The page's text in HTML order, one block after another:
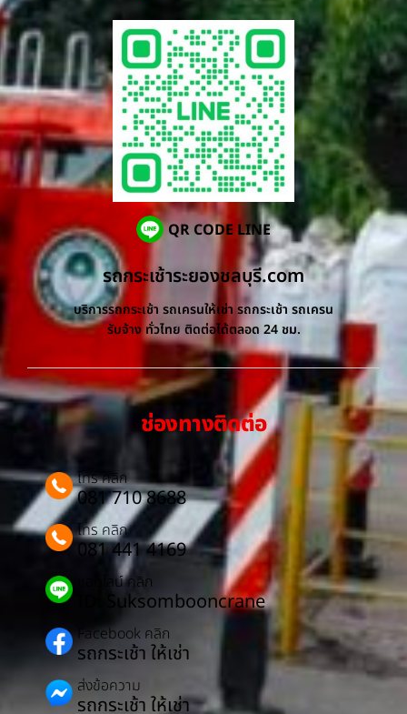
QR CODE LINE
รถกระเช้าระยองชลบุรี.com
บริการรถกระเช้า รถเครนให้เช่า รถกระเช้า รถเครน
รับจ้าง ทั่วไทย ติดต่อได้ตลอด 24 ชม.
ช่องทางติดต่อ
โทร คลิก
081 710 8688
โทร คลิก
081 441 4169
แอดไลน์ คลิก
ID: Suksombooncrane
Facebook คลิก
รถกระเช้า ให้เช่า
ส่งข้อความ
รถกระเช้า ให้เช่า